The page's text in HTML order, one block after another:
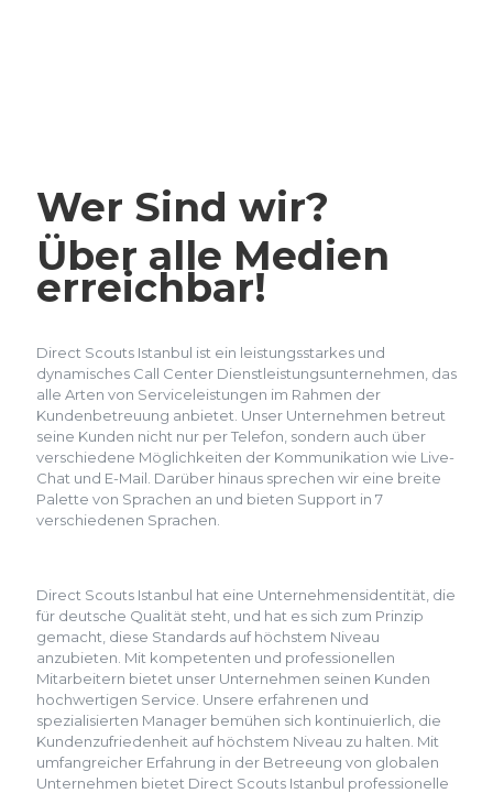
Wer Sind wir?
Über alle Medien
erreichbar!
Direct Scouts Istanbul ist ein leistungsstarkes und
dynamisches Call Center Dienstleistungsunternehmen, das
alle Arten von Serviceleistungen im Rahmen der
Kundenbetreuung anbietet. Unser Unternehmen betreut
seine Kunden nicht nur per Telefon, sondern auch über
verschiedene Möglichkeiten der Kommunikation wie Live-
Chat und E-Mail. Darüber hinaus sprechen wir eine breite
Palette von Sprachen an und bieten Support in 7
verschiedenen Sprachen.
Direct Scouts Istanbul hat eine Unternehmensidentität, die
für deutsche Qualität steht, und hat es sich zum Prinzip
gemacht, diese Standards auf höchstem Niveau
anzubieten. Mit kompetenten und professionellen
Mitarbeitern bietet unser Unternehmen seinen Kunden
hochwertigen Service. Unsere erfahrenen und
spezialisierten Manager bemühen sich kontinuierlich, die
Kundenzufriedenheit auf höchstem Niveau zu halten. Mit
umfangreicher Erfahrung in der Betreeung von globalen
Unternehmen bietet Direct Scouts Istanbul professionelle